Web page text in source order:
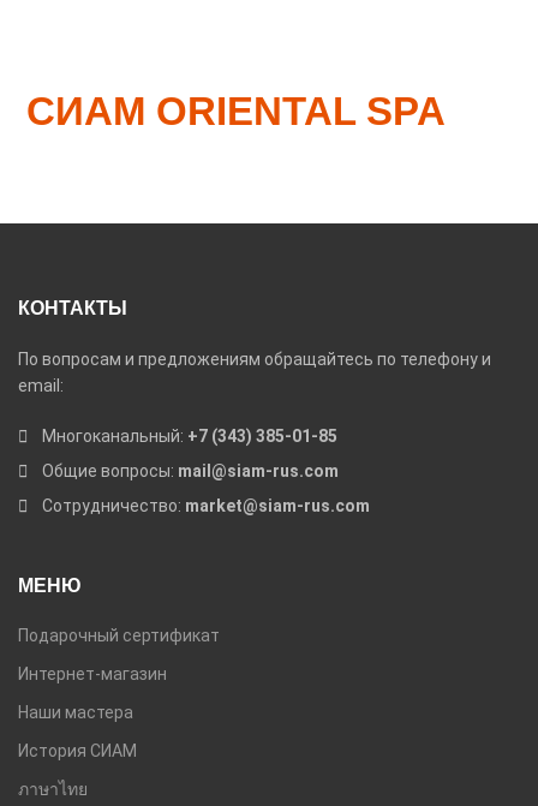
СИАМ ORIENTAL SPAНА
КОНТАКТЫ
По вопросам и предложениям обращайтесь по телефону и
email:
Многоканальный: +7 (343) 385-01-85
Общие вопросы: mail@siam-rus.com
Сотрудничество: market@siam-rus.com
МЕНЮ
Подарочный сертификат
Интернет-магазин
Наши мастера
История СИАМ
ภาษาไทย